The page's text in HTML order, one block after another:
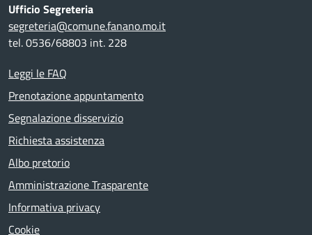
Ufficio Segreteria
segreteria@comune.fanano.mo.it
tel. 0536/68803 int. 228
Leggi le FAQ
Prenotazione appuntamento
Segnalazione disservizio
Richiesta assistenza
Albo pretorio
Amministrazione Trasparente
Informativa privacy
Cookie